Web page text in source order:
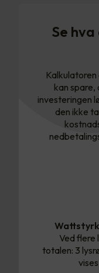
Se
kan
investeringen
den ikke
Ved flere
totalen: 3